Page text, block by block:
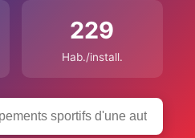
229
Hab./install.